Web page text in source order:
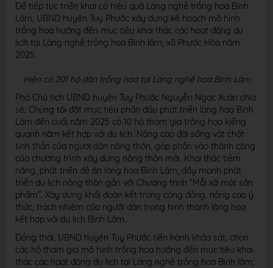
Để tiếp tục triển khai có hiệu quả Làng nghề trồng hoa Bình
Lâm, UBND huyện Tuy Phước xây dựng kế hoạch mô hình
trồng hoa hướng đến mục tiêu khai thác các hoạt động du
lịch tại Làng nghề trồng hoa Bình lâm, xã Phước Hòa năm
2025.
Hiện có 201 hộ dân trồng hoa tại Làng nghề hoa Bình Lâm
Phó Chủ tịch UBND huyện Tuy Phước Nguyễn Ngọc Xuân chia
sẻ: Chúng tôi đặt mục tiêu phấn đấu phát triển làng hoa Bình
Lâm đến cuối năm 2025 có 10 hộ tham gia trồng hoa kiểng
quanh năm kết hợp với du lịch. Nâng cao đời sống vật chất
tinh thần của người dân nông thôn, góp phần vào thành công
của chương trình xây dựng nông thôn mới. Khai thác tiềm
năng, phát triển đề án làng hoa Bình Lâm, đẩy mạnh phát
triển du lịch nông thôn gắn với Chương trình “Mỗi xã một sản
phẩm”. Xây dựng khối đoàn kết trong cộng đồng, nâng cao ý
thức, trách nhiệm của người dân trong hình thành làng hoa
kết hợp với du lịch Bình Lâm.
Đồng thời, UBND huyện Tuy Phước tiến hành khảo sát, chọn
các hộ tham gia mô hình trồng hoa hướng đến mục tiêu khai
thác các hoạt động du lịch tại Làng nghề trồng hoa Bình lâm;